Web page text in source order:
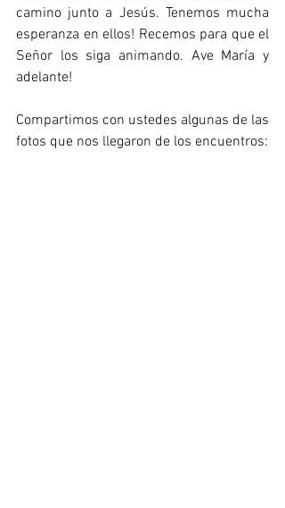
camino junto a Jesús. Tenemos mucha
esperanza en ellos! Recemos para que el
Señor los siga animando. Ave María y
adelante!
Compartimos con ustedes algunas de las
fotos que nos llegaron de los encuentros: